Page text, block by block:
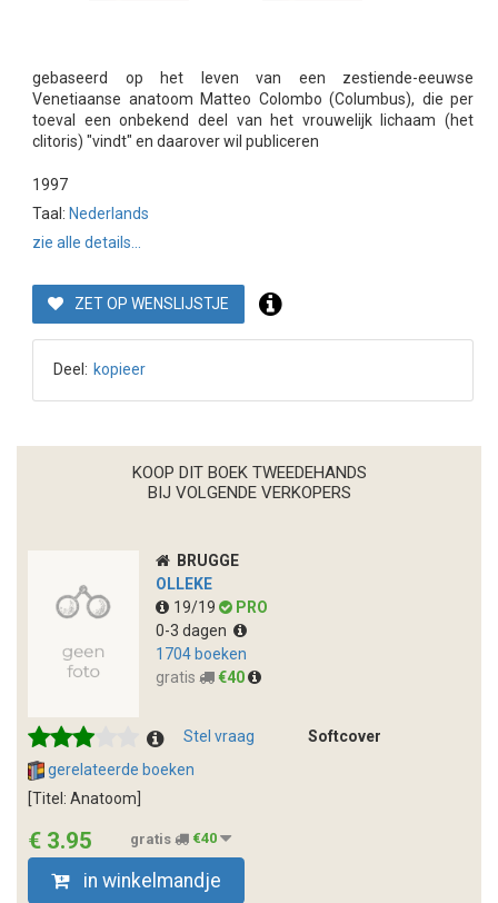
gebaseerd op het leven van een zestiende-eeuwse
Venetiaanse anatoom Matteo Colombo (Columbus), die per
toeval een onbekend deel van het vrouwelijk lichaam (het
clitoris) "vindt" en daarover wil publiceren
1997
Taal: Nederlands
zie alle details...
ZET OP WENSLIJSTJE
Deel: kopieer
KOOP DIT BOEK TWEEDEHANDS
BIJ VOLGENDE VERKOPERS
BRUGGE
OLLEKE
19/19
PRO
0-3 dagen
1704 boeken
gratis
€40
Stel vraag
Softcover
gerelateerde boeken
[Titel: Anatoom]
€ 3.95 gratis €40
in winkelmandje